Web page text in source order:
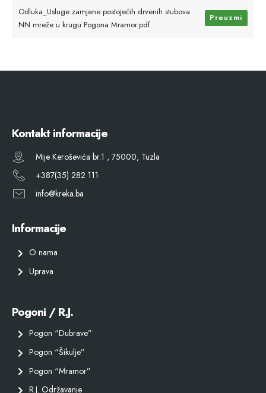
Odluka_Usluge zamjene postojećih drvenih stubova
NN mreže u krugu Pogona Mramor.pdf
Preuzmi
Kontakt informacije
Mije Keroševića br.1 , 75000, Tuzla
+387(35) 282 111
info@kreka.ba
Informacije
O nama
Uprava
Pogoni / R.J.
Pogon “Dubrave”
Pogon “Šikulje”
Pogon “Mramor”
R.J. Održavanje